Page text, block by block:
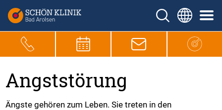
Angststörung
Ängste gehören zum Leben. Sie treten in den